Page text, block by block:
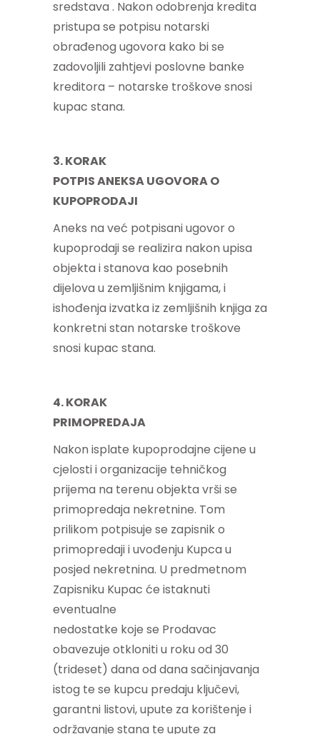
sredstava . Nakon odobrenja kredita
pristupa se potpisu notarski
obrađenog ugovora kako bi se
zadovoljili zahtjevi poslovne banke
kreditora – notarske troškove snosi
kupac stana.
3. KORAK
POTPIS ANEKSA UGOVORA O
KUPOPRODAJI
Aneks na već potpisani ugovor o
kupoprodaji se realizira nakon upisa
objekta i stanova kao posebnih
dijelova u zemljišnim knjigama, i
ishođenja izvatka iz zemljišnih knjiga za
konkretni stan notarske troškove
snosi kupac stana.
4. KORAK
PRIMOPREDAJA
Nakon isplate kupoprodajne cijene u
cjelosti i organizacije tehničkog
prijema na terenu objekta vrši se
primopredaja nekretnine. Tom
prilikom potpisuje se zapisnik o
primopredaji i uvođenju Kupca u
posjed nekretnina. U predmetnom
Zapisniku Kupac će istaknuti
eventualne
nedostatke koje se Prodavac
obavezuje otkloniti u roku od 30
(trideset) dana od dana sačinjavanja
istog te se kupcu predaju ključevi,
garantni listovi, upute za korištenje i
održavanje stana te upute za